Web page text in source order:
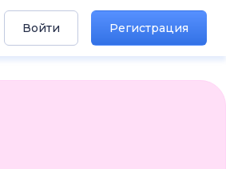
Войти Регистрация